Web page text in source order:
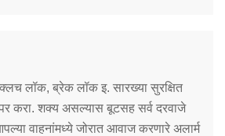
लॉक, ब्रेक लॉक इ. सारख्या सुरक्षित
करा. शक्य असल्यास बूटसह सर्व दरवाजे
वाहनांमध्ये जोरात आवाज करणारे अलार्म